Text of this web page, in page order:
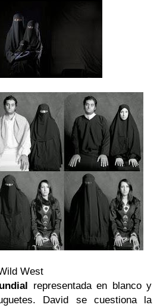
West
representada en blanco y
David se cuestiona la